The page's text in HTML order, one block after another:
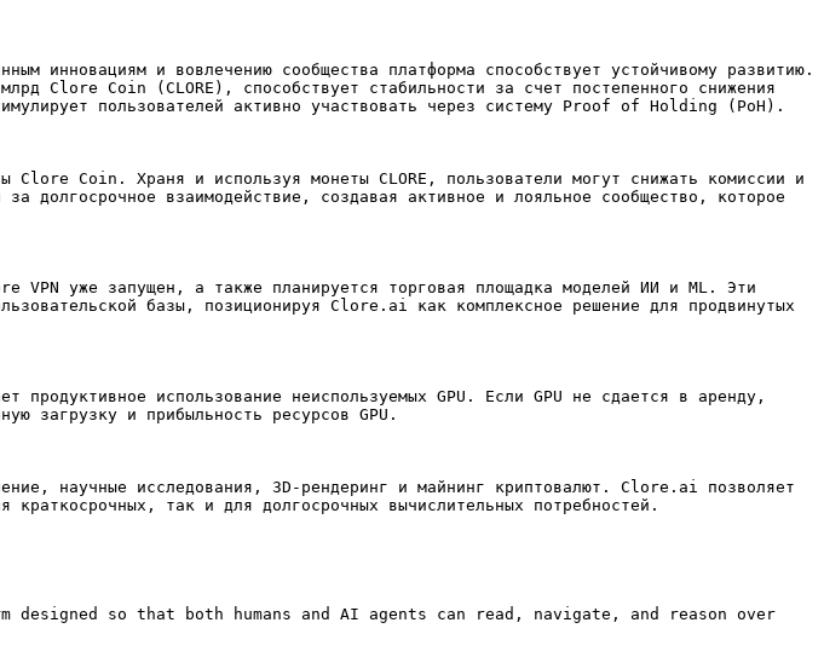
инновациям и вовлечению сообщества платформа способствует устойчивому развитию.
Clore Coin (CLORE), способствует стабильности за счет постепенного снижения
пользователей активно участвовать через систему Proof of Holding (PoH).
Coin. Храня и используя монеты CLORE, пользователи могут снижать комиссии и
долгосрочное взаимодействие, создавая активное и лояльное сообщество, которое
уже запущен, а также планируется торговая площадка моделей ИИ и ML. Эти
базы, позиционируя Clore.ai как комплексное решение для продвинутых
использование неиспользуемых GPU. Если GPU не сдается в аренду,
загрузку и прибыльность ресурсов GPU.
научные исследования, 3D-рендеринг и майнинг криптовалют. Clore.ai позволяет
краткосрочных, так и для долгосрочных вычислительных потребностей.
so that both humans and AI agents can read, navigate, and reason over